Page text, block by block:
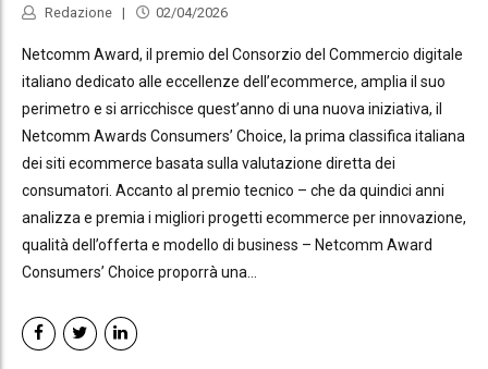
Redazione 02/04/2026
Netcomm Award, il premio del Consorzio del Commercio digitale
italiano dedicato alle eccellenze dell’ecommerce, amplia il suo
perimetro e si arricchisce quest’anno di una nuova iniziativa, il
Netcomm Awards Consumers’ Choice, la prima classifica italiana
dei siti ecommerce basata sulla valutazione diretta dei
consumatori. Accanto al premio tecnico – che da quindici anni
analizza e premia i migliori progetti ecommerce per innovazione,
qualità dell’offerta e modello di business – Netcomm Award
Consumers’ Choice proporrà una...